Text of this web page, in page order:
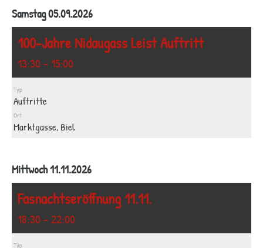
Samstag 05.09.2026
100-Jahre Nidaugass Leist Auftritt
13:30 - 15:00
Typ
Auftritte
Ort
Marktgasse, Biel
Mittwoch 11.11.2026
Fasnachtseröffnung 11.11.
18:30 - 22:00
Typ